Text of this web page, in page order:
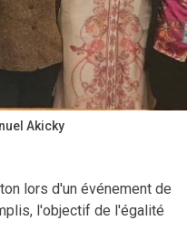
Akicky
lors d'un événement de
l'objectif de l'égalité